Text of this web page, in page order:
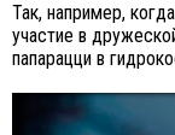
Так, например,
участие в
папарацци в